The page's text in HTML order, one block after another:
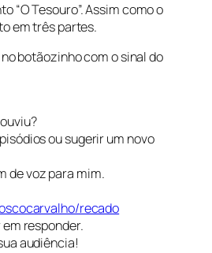
“O Tesouro”. Assim como o
em três partes.
botãozinho com o sinal do
ou sugerir um novo
de voz para mim.
recado
responder.
audiência!